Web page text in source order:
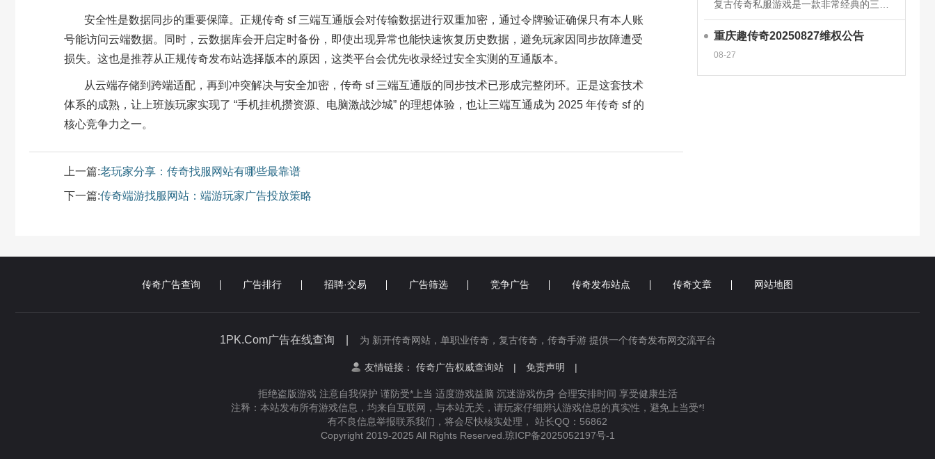
安全性是数据同步的重要保障。正规传奇 sf 三端互通版会对传输数据进行双重加密，通过令牌验证确保只有本人账
号能访问云端数据。同时，云数据库会开启定时备份，即使出现异常也能快速恢复历史数据，避免玩家因同步故障遭受
损失。这也是推荐从正规传奇发布站选择版本的原因，这类平台会优先收录经过安全实测的互通版本。
从云端存储到跨端适配，再到冲突解决与安全加密，传奇 sf 三端互通版的同步技术已形成完整闭环。正是这套技术
体系的成熟，让上班族玩家实现了 “手机挂机攒资源、电脑激战沙城” 的理想体验，也让三端互通成为 2025 年传奇 sf 的
核心竞争力之一。
上一篇:老玩家分享：传奇找服网站有哪些最靠谱
下一篇:传奇端游找服网站：端游玩家广告投放策略
重庆趣传奇20250827维权公告
08-27
传奇广告查询 广告排行 招聘·交易 广告筛选 竞争广告 传奇发布站点 传奇文章 网站地图
1PK.Com广告在线查询 | 为 新开传奇网站，单职业传奇，复古传奇，传奇手游 提供一个传奇发布网交流平台
友情链接： 传奇广告权威查询站 | 免责声明 |
拒绝盗版游戏 注意自我保护 谨防受*上当 适度游戏益脑 沉迷游戏伤身 合理安排时间 享受健康生活
注释：本站发布所有游戏信息，均来自互联网，与本站无关，请玩家仔细辨认游戏信息的真实性，避免上当受*!
有不良信息举报联系我们，将会尽快核实处理， 站长QQ：56862
Copyright 2019-2025 All Rights Reserved. 琼ICP备2025052197号-1